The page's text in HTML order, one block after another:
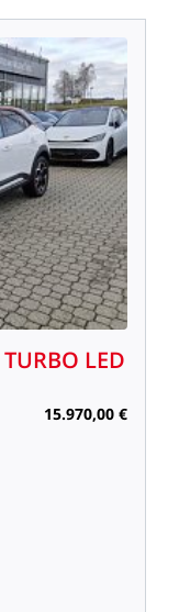
TURBO LED
15.970,00 €